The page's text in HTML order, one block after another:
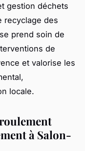
gestion déchets
recyclage des
prend soin de
de
et valorise les
locale.
à Salon-